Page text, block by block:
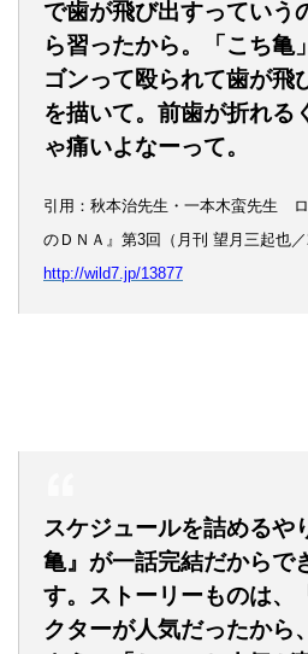
で歯が飛び出すっていう
ら習ったから。「こち亀
ゴンって殴られて歯が飛
を描いて。前歯が折れる
ゃ痛いよなーって。
引用：秋本治先生・一本木蛮先生
のＤＮＡ』第3回（月刊 望月三起也／
http://wild7.jp/13877
スケジュールを詰めるや
亀』が一話完結だからで
す。ストーリーものは、
クターが人気だったから